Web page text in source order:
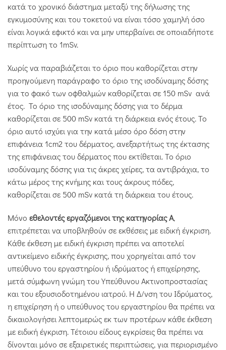
κατά το χρονικό διάστημα μεταξύ της δήλωσης της
εγκυμοσύνης και του τοκετού να είναι τόσο χαμηλή όσο
είναι λογικά εφικτό και να μην υπερβαίνει σε οποιαδήποτε
περίπτωση το 1mSv.
Χωρίς να παραβιάζεται το όριο που καθορίζεται στην
προηγούμενη παράγραφο το όριο της ισοδύναμης δόσης
για το φακό των οφθαλμών καθορίζεται σε 150 mSv ανά
έτος. Το όριο της ισοδύναμης δόσης για το δέρμα
καθορίζεται σε 500 mSv κατά τη διάρκεια ενός έτους. Το
όριο αυτό ισχύει για την κατά μέσο όρο δόση στην
επιφάνεια 1cm2 του δέρματος, ανεξαρτήτως της έκτασης
της επιφάνειας του δέρματος που εκτίθεται. Το όριο
ισοδύναμης δόσης για τις άκρες χείρες, τα αντιβράχια, το
κάτω μέρος της κνήμης και τους άκρους πόδες,
καθορίζεται σε 500 mSv κατά τη διάρκεια του έτους.
Μόνο εθελοντές εργαζόμενοι της κατηγορίας Α,
επιτρέπεται να υποβληθούν σε εκθέσεις με ειδική έγκριση.
Κάθε έκθεση με ειδική έγκριση πρέπει να αποτελεί
αντικείμενο ειδικής έγκρισης, που χορηγείται από τον
υπεύθυνο του εργαστηρίου ή ιδρύματος ή επιχείρησης,
μετά σύμφωνη γνώμη του Υπεύθυνου Ακτινοπροστασίας
και του εξουσιοδοτημένου ιατρού. Η Δ/νση του Ιδρύματος,
η επιχείρηση ή ο υπεύθυνος του εργαστηρίου θα πρέπει να
δικαιολογήσει λεπτομερώς εκ των προτέρων κάθε έκθεση
με ειδική έγκριση. Τέτοιου είδους εγκρίσεις θα πρέπει να
δίνονται μόνο σε εξαιρετικές περιπτώσεις, για περιορισμένο